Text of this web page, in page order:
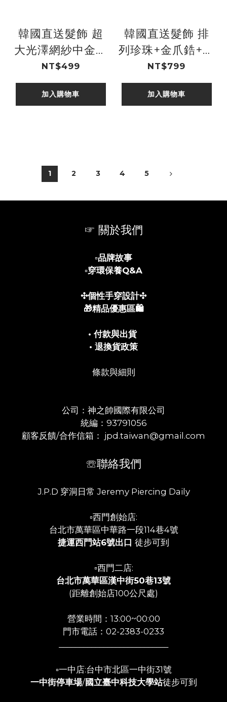
韓國直送髮飾 超
大光澤網紗中金珠
鍊吊大珍珠手工大
腸圈
NT$499
加入購物車
韓國直送髮飾 排
列珍珠+金爪鋯+炫
彩水滴珠+黑鋯金
蔥線細手工髮箍
NT$799
加入購物車
1 2 3 4 5
☞ 關於我們
▫️品牌故事
▫️穿環保養Q&A
✣個性手穿設計✣
🎁精品優惠區🛍️
• 付款與出貨
• 退換貨政策
條款與細則
公司：神之帥國際有限公司
統編：93791056
顧客反饋/合作信箱： jpd.taiwan@gmail.com
☏聯絡我們
J.P.D 穿洞日常 Jeremy Piercing Daily
▫️西門創始店:
台北市萬華區中華路一段114巷4號
捷運西門站6號出口 徒步可到
▫️西門二店:
台北市萬華區漢中街50巷13號
(距離創始店100公尺處)
營業時間：13:00~00:00
門市電話：02-2383-0233
▫️一中店:台中市北區一中街31號
一中街停車場/國立臺中科技大學站徒步可到